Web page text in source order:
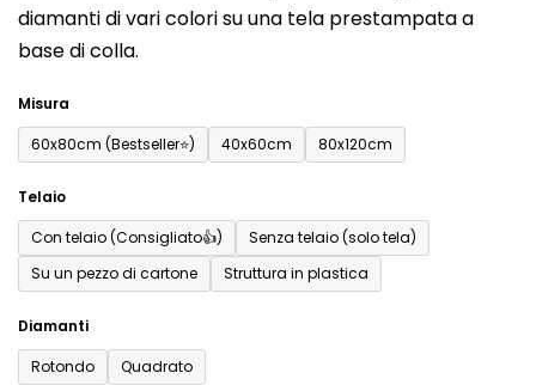
diamanti di vari colori su una tela prestampata a
base di colla.
Misura
60x80cm (Bestseller⭐)
40x60cm 80x120cm
Telaio
Con telaio (Consigliato👍)
Senza telaio (solo tela)
Su un pezzo di cartone
Struttura in plastica
Diamanti
Rotondo
Quadrato
su
5